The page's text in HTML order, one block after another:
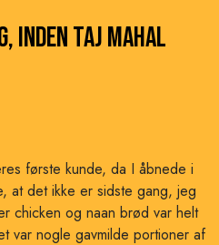
inden Taj Mahal
første kunde, da I åbnede i
at det ikke er sidste gang, jeg
chicken og naan brød var helt
var nogle gavmilde portioner af